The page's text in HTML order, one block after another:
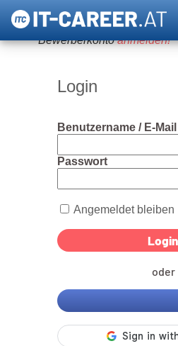
Um diese Funktion nutzen
Bewerberkontoanmelden!
Login
Benutzername / E-Mail
Passwort
Angemeldet bleiben
oder